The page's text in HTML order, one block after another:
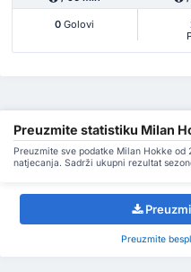
0 Golovi
Preuzmite statistiku Milan
Preuzmite sve podatke Milan Hokke
natjecanja. Sadrži ukupni rezultat
Preuzmite